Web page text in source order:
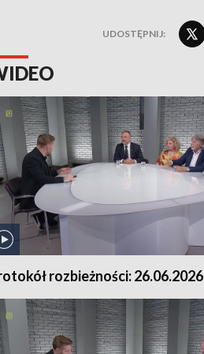
UDOSTĘPNIJ:
rozbieżności: 26.06.2026